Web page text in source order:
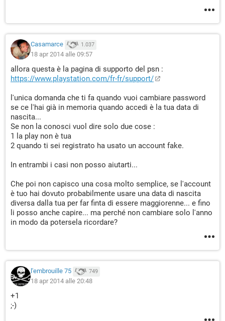
Casamarce 1.037
18 apr 2014 alle 09:57
allora questa è la pagina di supporto del psn :
https://www.playstation.com/fr-fr/support/
l'unica domanda che ti fa quando vuoi cambiare password
se ce l'hai già in memoria quando accedi è la tua data di
nascita...
Se non la conosci vuol dire solo due cose :
1 la play non è tua
2 quando ti sei registrato ha usato un account fake.
In entrambi i casi non posso aiutarti...
Che poi non capisco una cosa molto semplice, se l'account
è tuo hai dovuto probabilmente usare una data di nascita
diversa dalla tua per far finta di essere maggiorenne... e fino
li posso anche capire... ma perché non cambiare solo l'anno
in modo da potersela ricordare?
l'embrouille 75 749
18 apr 2014 alle 20:48
+1
;-)